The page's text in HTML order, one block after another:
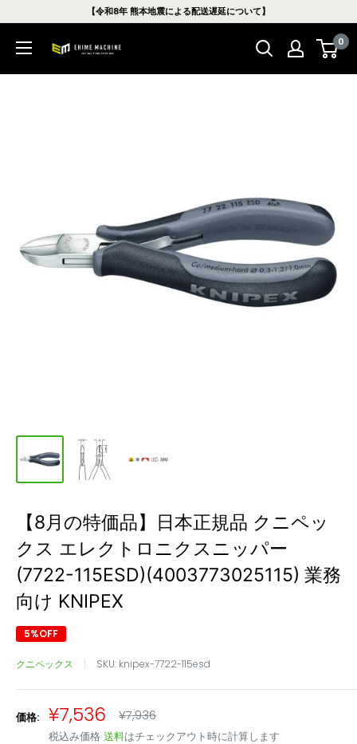
ン
【令和8年 熊本地震による配送遅延について】
エ
0
【8月の特価品】日本正規品 クニペッ
クス エレクトロニクスニッパー
(7722-115ESD)(4003773025115) 業務
向け KNIPEX
5%OFF
クニペックス SKU: knipex-7722-115esd
価格: 販
売
¥7,536 通
価
¥7,936
税込み価格 送料はチェックアウト時に計算します